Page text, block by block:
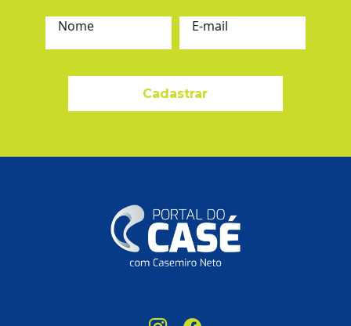
Nome E-mail
Cadastrar